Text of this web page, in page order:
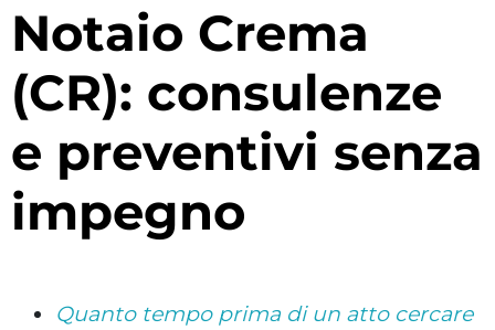
Notaio Crema
(CR): consulenze
e preventivi senza
impegno
Quanto tempo prima di un atto cercare